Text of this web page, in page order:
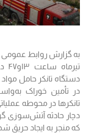
دستگاه تانکر حامل
در تأمین خوراک
تانکرها در محوطه
دچار حادثه آتش‌سوزی
که منجر به ایجاد حریق